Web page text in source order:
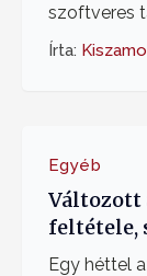
szoftveres
Írta:
Egyéb
Változott
feltétele,
Egy héttel